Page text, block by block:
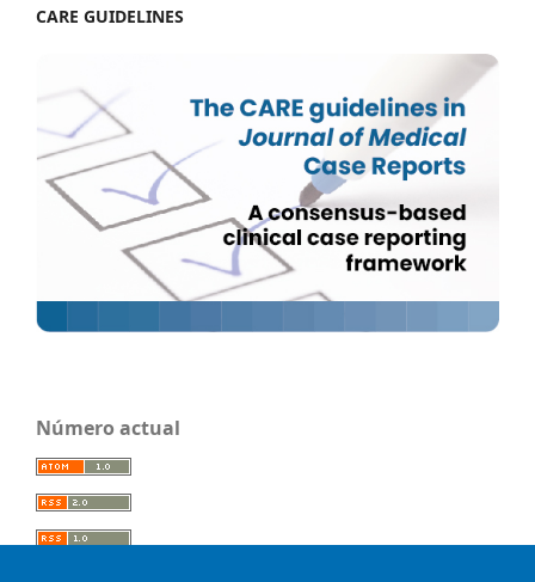
CARE GUIDELINES
Número actual